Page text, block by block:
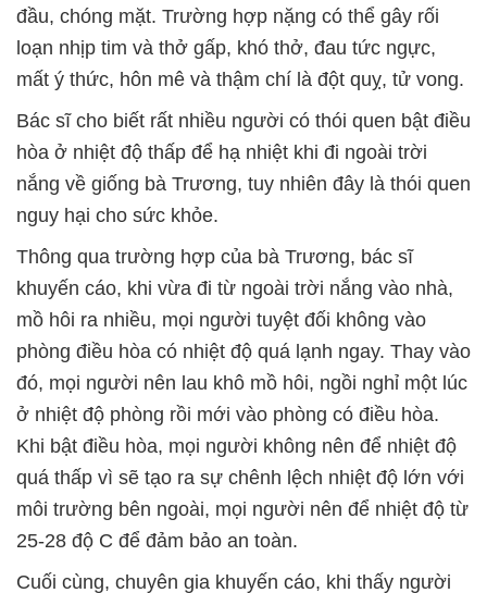
đầu, chóng mặt. Trường hợp nặng có thể gây rối
loạn nhịp tim và thở gấp, khó thở, đau tức ngực,
mất ý thức, hôn mê và thậm chí là đột quỵ, tử vong.
Bác sĩ cho biết rất nhiều người có thói quen bật điều
hòa ở nhiệt độ thấp để hạ nhiệt khi đi ngoài trời
nắng về giống bà Trương, tuy nhiên đây là thói quen
nguy hại cho sức khỏe.
Thông qua trường hợp của bà Trương, bác sĩ
khuyến cáo, khi vừa đi từ ngoài trời nắng vào nhà,
mồ hôi ra nhiều, mọi người tuyệt đối không vào
phòng điều hòa có nhiệt độ quá lạnh ngay. Thay vào
đó, mọi người nên lau khô mồ hôi, ngồi nghỉ một lúc
ở nhiệt độ phòng rồi mới vào phòng có điều hòa.
Khi bật điều hòa, mọi người không nên để nhiệt độ
quá thấp vì sẽ tạo ra sự chênh lệch nhiệt độ lớn với
môi trường bên ngoài, mọi người nên để nhiệt độ từ
25-28 độ C để đảm bảo an toàn.
Cuối cùng, chuyên gia khuyến cáo, khi thấy người